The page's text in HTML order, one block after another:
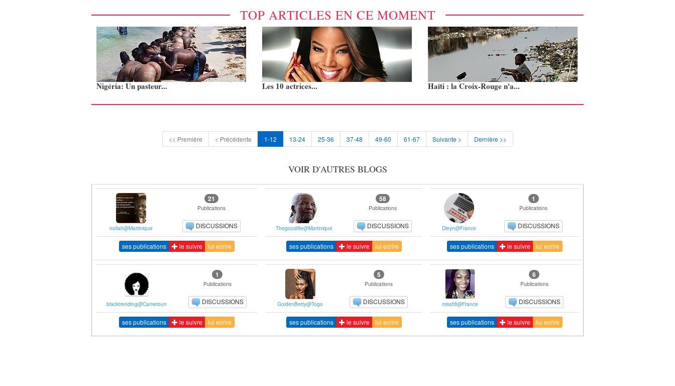
TOP ARTICLES EN CE MOMENT
Nigéria: Un pasteur... Les 10 actrices... Haïti : la Croix-Rouge n'a...
<< Première < Précédente 1-12 13-24 25-36 37-48 49-60 61-67 Suivante > Dernière >>
VOIR D'AUTRES BLOGS
nollah@Martinique
21
Publications
DISCUSSIONS
ses publications le suivre lui ecrire
Thegoodlife@Martinique
58
Publications
DISCUSSIONS
ses publications le suivre lui ecrire
Dieyn@France
1
Publications
DISCUSSIONS
ses publications le suivre lui ecrire
blacktrending@Cameroun
1
Publications
DISCUSSIONS
ses publications le suivre lui ecrire
GoldenBetty@Togo
5
Publications
DISCUSSIONS
ses publications le suivre lui ecrire
missfifi@France
6
Publications
DISCUSSIONS
ses publications le suivre lui ecrire